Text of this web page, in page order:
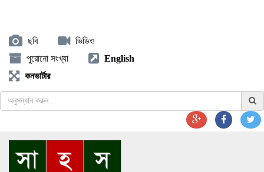
ছবি
ভিডিও
পুরোনো সংখ্যা
English
কনভার্টার